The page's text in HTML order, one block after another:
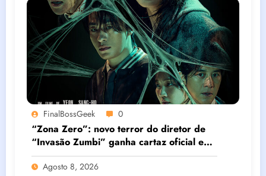
FinalBossGeek 0
“Zona Zero”: novo terror do diretor de
“Invasão Zumbi” ganha cartaz oficial e
promete reinventar o gênero com vírus
mutante letal
Agosto 8, 2026